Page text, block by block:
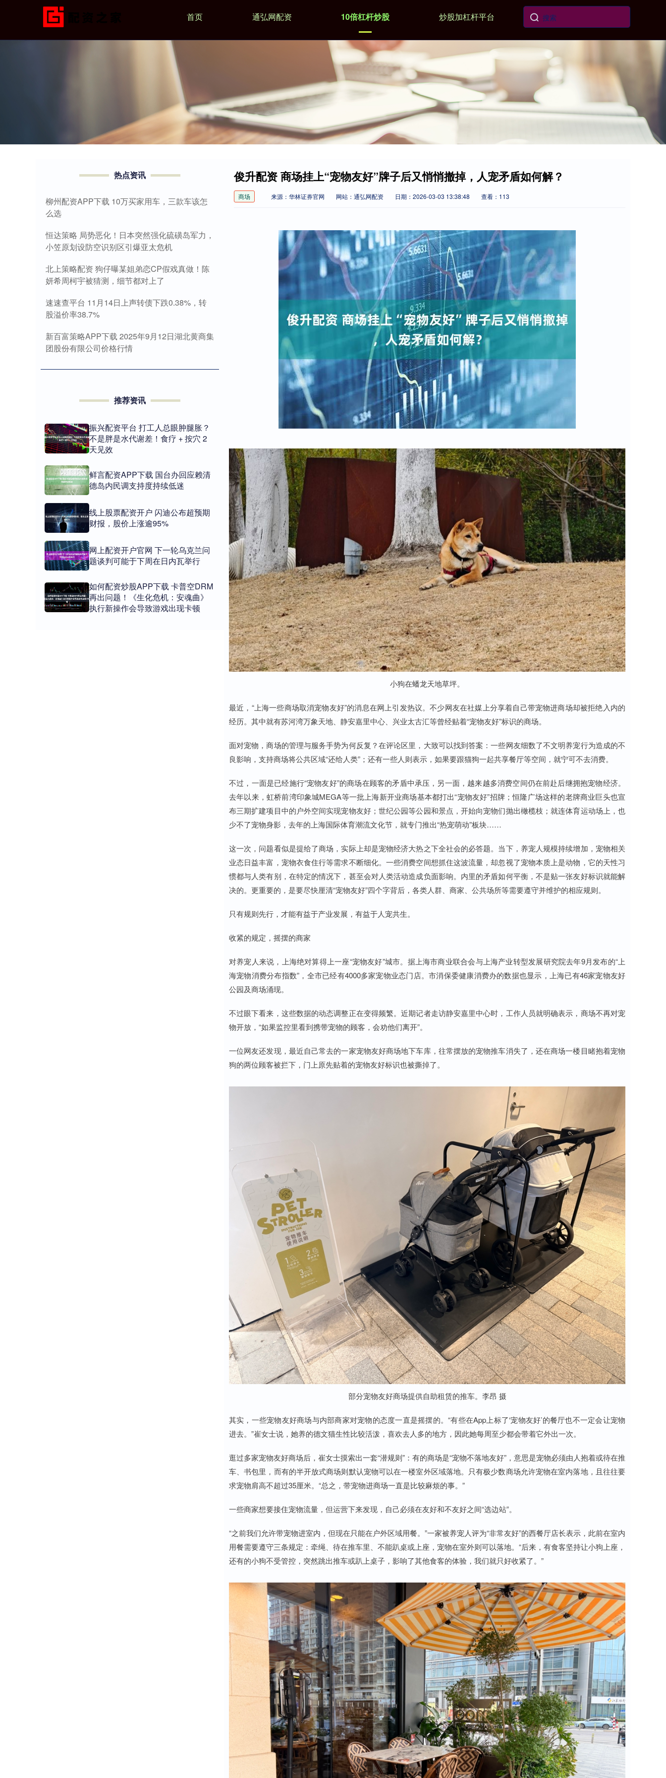
首页 通弘网配资 10倍杠杆炒股 炒股加杠杆平台
俊升配资 商场挂上“宠物友好”牌子后又悄悄撤掉，人宠矛盾如何解？
商场 来源：华林证券官网 网站：通弘网配资 日期：2026-03-03 13:38:48 查看：113
小狗在蟠龙天地草坪。
最近，“上海一些商场取消宠物友好”的消息在网上引发热议。不少网友在社媒上分享着自己带宠物进商场却被拒绝入内的
经历。其中就有苏河湾万象天地、静安嘉里中心、兴业太古汇等曾经贴着“宠物友好”标识的商场。
面对宠物，商场的管理与服务手势为何反复？在评论区里，大致可以找到答案：一些网友细数了不文明养宠行为造成的不
良影响，支持商场将公共区域“还给人类”；还有一些人则表示，如果要跟猫狗一起共享餐厅等空间，就宁可不去消费。
不过，一面是已经施行“宠物友好”的商场在顾客的矛盾中承压，另一面，越来越多消费空间仍在前赴后继拥抱宠物经济。
去年以来，虹桥前湾印象城MEGA等一批上海新开业商场基本都打出“宠物友好”招牌；恒隆广场这样的老牌商业巨头也宣
布三期扩建项目中的户外空间实现宠物友好；世纪公园等公园和景点，开始向宠物们抛出橄榄枝；就连体育运动场上，也
少不了宠物身影，去年的上海国际体育潮流文化节，就专门推出“热宠萌动”板块……
这一次，问题看似是提给了商场，实际上却是宠物经济大热之下全社会的必答题。当下，养宠人规模持续增加，宠物相关
业态日益丰富，宠物衣食住行等需求不断细化。一些消费空间想抓住这波流量，却忽视了宠物本质上是动物，它的天性习
惯都与人类有别，在特定的情况下，甚至会对人类活动造成负面影响。内里的矛盾如何平衡，不是贴一张友好标识就能解
决的。更重要的，是要尽快厘清“宠物友好”四个字背后，各类人群、商家、公共场所等需要遵守并维护的相应规则。
只有规则先行，才能有益于产业发展，有益于人宠共生。
收紧的规定，摇摆的商家
对养宠人来说，上海绝对算得上一座“宠物友好”城市。据上海市商业联合会与上海产业转型发展研究院去年9月发布的“上
海宠物消费分布指数”，全市已经有4000多家宠物业态门店。市消保委健康消费办的数据也显示，上海已有46家宠物友好
公园及商场涌现。
不过眼下看来，这些数据的动态调整正在变得频繁。近期记者走访静安嘉里中心时，工作人员就明确表示，商场不再对宠
物开放，“如果监控里看到携带宠物的顾客，会劝他们离开”。
一位网友还发现，最近自己常去的一家宠物友好商场地下车库，往常摆放的宠物推车消失了，还在商场一楼目睹抱着宠物
狗的两位顾客被拦下，门上原先贴着的宠物友好标识也被撕掉了。
部分宠物友好商场提供自助租赁的推车。李昂 摄
其实，一些宠物友好商场与内部商家对宠物的态度一直是摇摆的。“有些在App上标了‘宠物友好’的餐厅也不一定会让宠物
进去。”崔女士说，她养的德文猫生性比较活泼，喜欢去人多的地方，因此她每周至少都会带着它外出一次。
逛过多家宠物友好商场后，崔女士摸索出一套“潜规则”：有的商场是“宠物不落地友好”，意思是宠物必须由人抱着或待在推
车、书包里，而有的半开放式商场则默认宠物可以在一楼室外区域落地。只有极少数商场允许宠物在室内落地，且往往要
求宠物肩高不超过35厘米。“总之，带宠物进商场一直是比较麻烦的事。”
一些商家想要接住宠物流量，但运营下来发现，自己必须在友好和不友好之间“选边站”。
“之前我们允许带宠物进室内，但现在只能在户外区域用餐。”一家被养宠人评为“非常友好”的西餐厅店长表示，此前在室内
用餐需要遵守三条规定：牵绳、待在推车里、不能趴桌或上座，宠物在室外则可以落地。“后来，有食客坚持让小狗上座，
还有的小狗不受管控，突然跳出推车或趴上桌子，影响了其他食客的体验，我们就只好收紧了。”
热点资讯
柳州配资APP下载 10万买家用车，三款车该怎
么选
恒达策略 局势恶化！日本突然强化硫磺岛军力，
小笠原划设防空识别区引爆亚太危机
北上策略配资 狗仔曝某姐弟恋CP假戏真做！陈
妍希周柯宇被猜测，细节都对上了
速速查平台 11月14日上声转债下跌0.38%，转
股溢价率38.7%
新百富策略APP下载 2025年9月12日湖北黄商集
团股份有限公司价格行情
推荐资讯
振兴配资平台 打工人总眼肿腿胀？
不是胖是水代谢差！食疗 + 按穴 2
天见效
鲜言配资APP下载 国台办回应赖清
德岛内民调支持度持续低迷
线上股票配资开户 闪迪公布超预期
财报，股价上涨逾95%
网上配资开户官网 下一轮乌克兰问
题谈判可能于下周在日内瓦举行
如何配资炒股APP下载 卡普空DRM
再出问题！《生化危机：安魂曲》
执行新操作会导致游戏出现卡顿